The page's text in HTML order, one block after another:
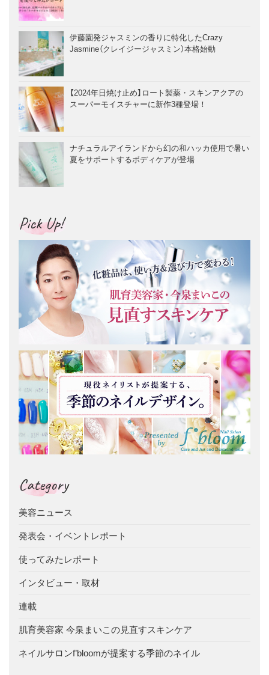
伊藤園発ジャスミンの香りに特化したCrazy
Jasmine（クレイジージャスミン）本格始動
【2024年日焼け止め】ロート製薬・スキンアクアの
スーパーモイスチャーに新作3種登場！
ナチュラルアイランドから幻の和ハッカ使用で暑い
夏をサポートするボディケアが登場
Pick Up!
Category
美容ニュース
発表会・イベントレポート
使ってみたレポート
インタビュー・取材
連載
肌育美容家 今泉まいこの見直すスキンケア
ネイルサロンf’bloomが提案する季節のネイル